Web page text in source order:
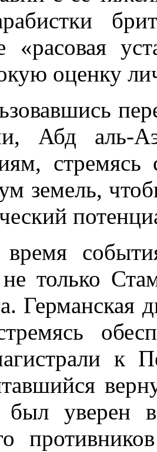
«расовая
оценку
Абд аль-
земель,
только
Германская
к
уверен